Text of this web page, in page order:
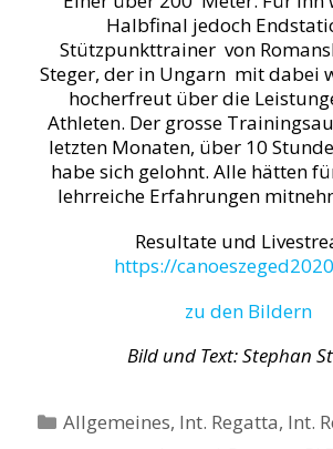
Halbfinal jedoch
Stützpunkttrainer von
Steger, der in Ungarn mit dabei
hocherfreut über die
Athleten. Der grosse
letzten Monaten, über 10
habe sich gelohnt. Alle hätten
lehrreiche Erfahrungen
Resultate und
https://
zu den Bildern
Bild und Text: Stephan
Kategorien
Allgemeines, Int. Regatta, Int.